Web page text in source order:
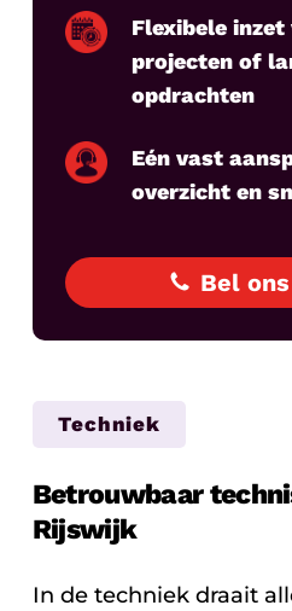
Flexibele
projecten of
opdrachten
Eén vast
overzicht en
Bel
Techniek
Betrouwbaar
Rijswijk
In de techniek draait